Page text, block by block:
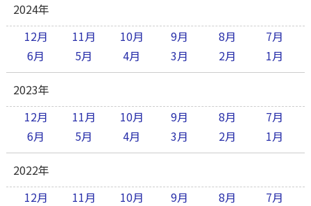
2024年
12月
11月 10月 9月 8月
7月
6月
5月 4月 3月 2月 1月
2023年
12月
11月 10月 9月 8月
7月
6月
5月 4月 3月 2月 1月
2022年
12月
11月 10月 9月 8月
7月